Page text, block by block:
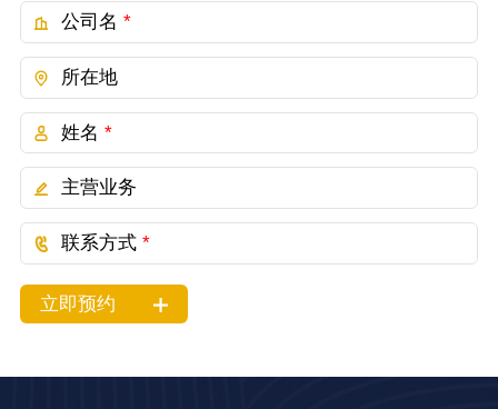
公司名 *
所在地
姓名 *
主营业务
联系方式 *
立即预约